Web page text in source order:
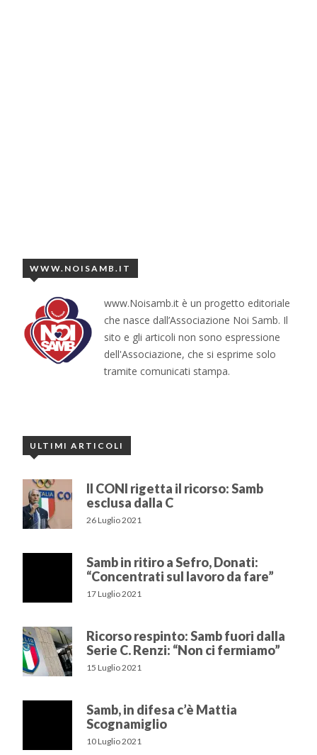
WWW.NOISAMB.IT
www.Noisamb.it è un progetto editoriale
che nasce dall’Associazione Noi Samb. Il
sito e gli articoli non sono espressione
dell'Associazione, che si esprime solo
tramite comunicati stampa.
ULTIMI ARTICOLI
Il CONI rigetta il ricorso: Samb
esclusa dalla C
26 Luglio 2021
Samb in ritiro a Sefro, Donati:
“Concentrati sul lavoro da fare”
17 Luglio 2021
Ricorso respinto: Samb fuori dalla
Serie C. Renzi: “Non ci fermiamo”
15 Luglio 2021
Samb, in difesa c’è Mattia
Scognamiglio
10 Luglio 2021